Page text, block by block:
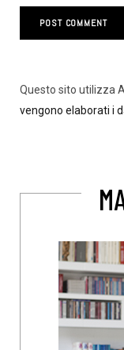
Questo sito utilizza
vengono elaborati i